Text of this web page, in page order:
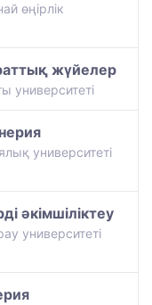
өңірлік
жүйелер
университеті
университеті
әкімшіліктеу
университеті